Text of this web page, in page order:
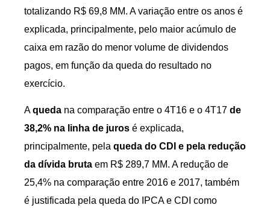
totalizando R$ 69,8 MM. A variação entre os anos é
explicada, principalmente, pelo maior acúmulo de
caixa em razão do menor volume de dividendos
pagos, em função da queda do resultado no
exercício.
Aqueda na comparação entre o 4T16 e o 4T17 de
38,2% na linha de juros é explicada,
principalmente, pela queda do CDI e pela redução
da dívida bruta em R$ 289,7 MM. A redução de
25,4% na comparação entre 2016 e 2017, também
é justificada pela queda do IPCA e CDI como